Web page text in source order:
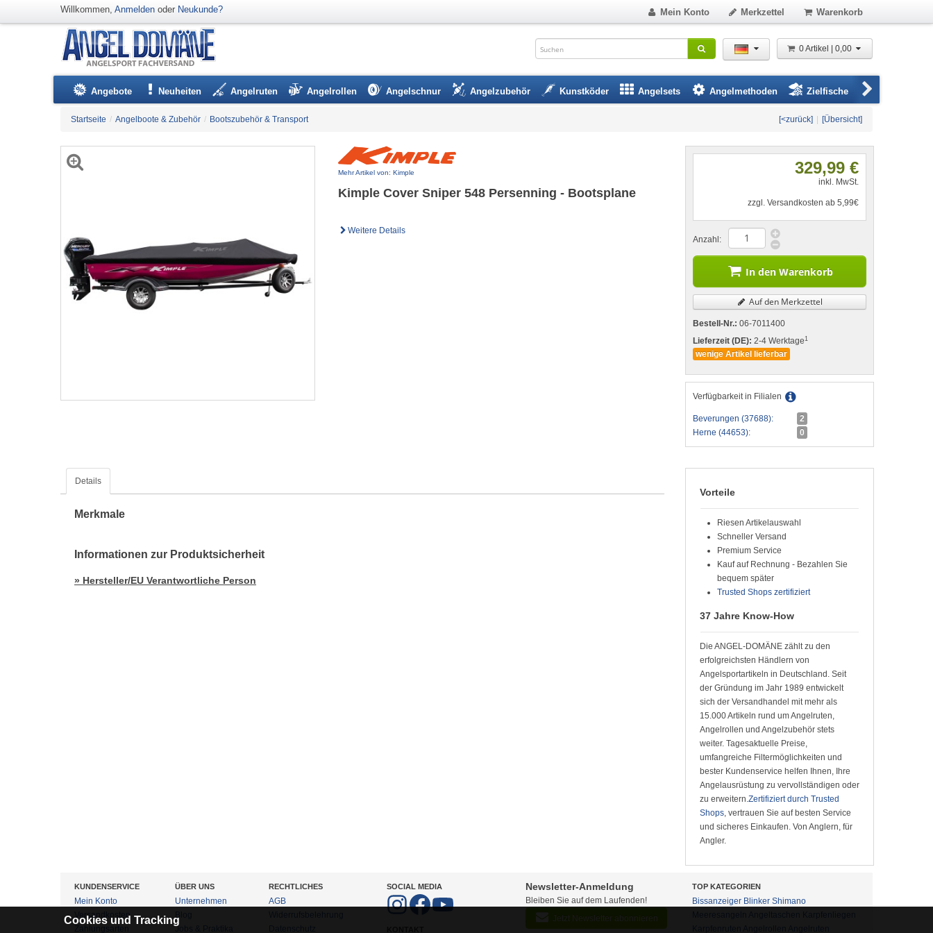
Willkommen, Anmelden oder Neukunde? Mein Konto Merkzettel Warenkorb
0 Artikel | 0,00
Angebote Neuheiten Angelruten Angelrollen Angelschnur Angelzubehör Kunstköder Angelsets Angelmethoden Zielfische
Startseite / Angelboote & Zubehör / Bootszubehör & Transport [<zurück] [Übersicht]
Mehr Artikel von: Kimple
Kimple Cover Sniper 548 Persenning - Bootsplane
Weitere Details
329,99 €
inkl. MwSt.
zzgl. Versandkosten ab 5,99€
Anzahl:
In den Warenkorb
Auf den Merkzettel
Bestell-Nr.: 06-7011400
Lieferzeit (DE): 2-4 Werktage 1
wenige Artikel lieferbar
Verfügbarkeit in Filialen
Beverungen (37688):
2
Herne (44653):
0
Details
Merkmale
Informationen zur Produktsicherheit
» Hersteller/EU Verantwortliche Person
Vorteile
Riesen Artikelauswahl
Schneller Versand
Premium Service
Kauf auf Rechnung - Bezahlen Sie
bequem später
Trusted Shops zertifiziert
37 Jahre Know-How
Die ANGEL-DOMÄNE zählt zu den
erfolgreichsten Händlern von
Angelsportartikeln in Deutschland. Seit
der Gründung im Jahr 1989 entwickelt
sich der Versandhandel mit mehr als
15.000 Artikeln rund um Angelruten,
Angelrollen und Angelzubehör stets
weiter. Tagesaktuelle Preise,
umfangreiche Filtermöglichkeiten und
bester Kundenservice helfen Ihnen, Ihre
Angelausrüstung zu vervollständigen oder
zu erweitern.Zertifiziert durch Trusted
Shops, vertrauen Sie auf besten Service
und sicheres Einkaufen. Von Anglern, für
Angler.
KUNDENSERVICE
Mein Konto
Versandkosten
ÜBER UNS
Unternehmen
Jobs & Praktika
RECHTLICHES
AGB
SOCIAL MEDIA Newsletter-Anmeldung
Bleiben Sie auf dem Laufenden!
Jetzt Newsletter abonnieren
TOP KATEGORIEN
Bissanzeiger Blinker Shimano
Cookies und Tracking